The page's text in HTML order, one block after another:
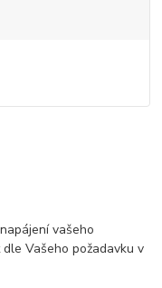
vašeho
Vašeho požadavku v